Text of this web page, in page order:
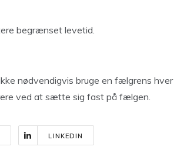
begrænset levetid.
nødvendigvis bruge en fælgrens hver
ved at sætte sig fast på fælgen.
LINKEDIN